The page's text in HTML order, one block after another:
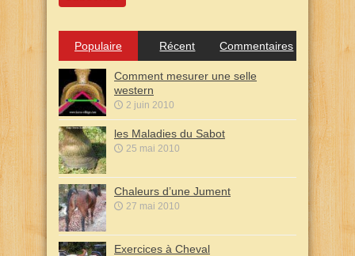
Populaire Récent Commentaires
Comment mesurer une selle
western
2 juin 2010
les Maladies du Sabot
25 mai 2010
Chaleurs d’une Jument
27 mai 2010
Exercices à Cheval